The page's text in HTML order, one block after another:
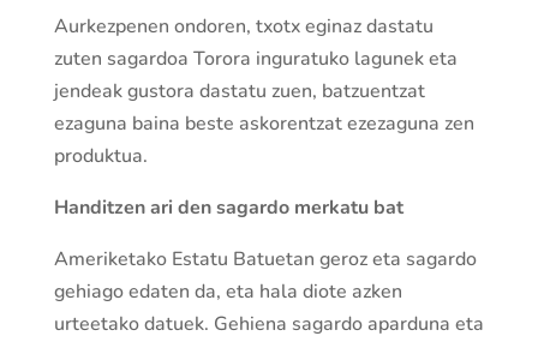
Aurkezpenen ondoren, txotx eginaz dastatu
zuten sagardoa Torora inguratuko lagunek eta
jendeak gustora dastatu zuen, batzuentzat
ezaguna baina beste askorentzat ezezaguna zen
produktua.
Handitzen ari den sagardo merkatu bat
Ameriketako Estatu Batuetan geroz eta sagardo
gehiago edaten da, eta hala diote azken
urteetako datuek. Gehiena sagardo aparduna eta